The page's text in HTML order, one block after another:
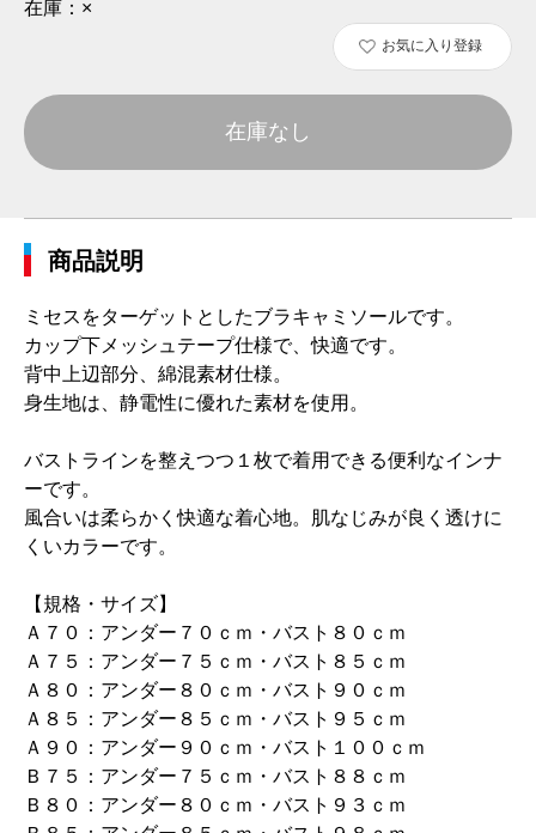
在庫： ×
お気に入り登録
在庫なし
商品説明
ミセスをターゲットとしたブラキャミソールです。
カップ下メッシュテープ仕様で、快適です。
背中上辺部分、綿混素材仕様。
身生地は、静電性に優れた素材を使用。
バストラインを整えつつ１枚で着用できる便利なインナ
ーです。
風合いは柔らかく快適な着心地。肌なじみが良く透けに
くいカラーです。
【規格・サイズ】
Ａ７０：アンダー７０ｃｍ・バスト８０ｃｍ
Ａ７５：アンダー７５ｃｍ・バスト８５ｃｍ
Ａ８０：アンダー８０ｃｍ・バスト９０ｃｍ
Ａ８５：アンダー８５ｃｍ・バスト９５ｃｍ
Ａ９０：アンダー９０ｃｍ・バスト１００ｃｍ
Ｂ７５：アンダー７５ｃｍ・バスト８８ｃｍ
Ｂ８０：アンダー８０ｃｍ・バスト９３ｃｍ